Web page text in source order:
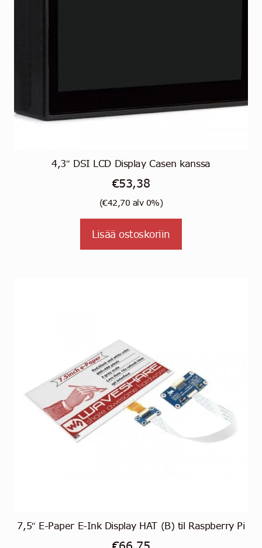
4,3″ DSI LCD Display Casen kanssa
€53,38
(€42,70 alv 0%)
Lisää ostoskoriin
7,5″ E-Paper E-Ink Display HAT (B) til Raspberry Pi